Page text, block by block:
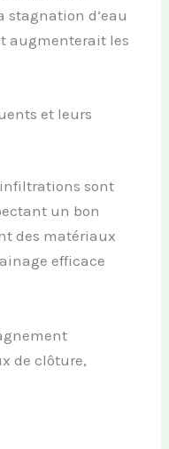
stagnation d’eau
augmenterait les
et leurs
infiltrations sont
un bon
des matériaux
efficace
de clôture,